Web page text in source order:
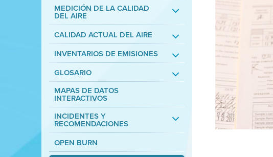
MEDICIÓN DE LA CALIDAD
DEL AIRE
CALIDAD ACTUAL DEL AIRE
INVENTARIOS DE EMISIONES
GLOSARIO
MAPAS DE DATOS
INTERACTIVOS
INCIDENTES Y
RECOMENDACIONES
OPEN BURN